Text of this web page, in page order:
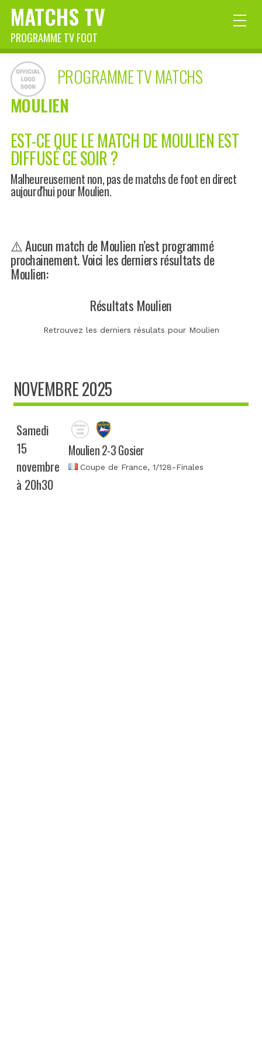
MATCHS TV
PROGRAMME TV FOOT
PROGRAMME TV MATCHS
MOULIEN
EST-CE QUE LE MATCH DE MOULIEN EST
DIFFUSÉ CE SOIR ?
Malheureusement non, pas de matchs de foot en direct
aujourd'hui pour Moulien.
⚠️ Aucun match de Moulien n’est programmé
prochainement. Voici les derniers résultats de
Moulien:
Résultats Moulien
Retrouvez les derniers résulats pour Moulien
NOVEMBRE 2025
Samedi
15
novembre
à 20h30
Moulien 2-3 Gosier
Coupe de France, 1/128-Finales